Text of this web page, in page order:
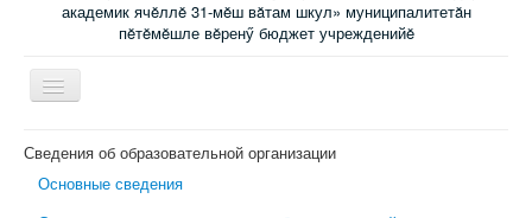
академик ячĕллĕ 31-мĕш вăтам шкул» муниципалитетăн
пĕтĕмĕшле вĕренӳ бюджет учрежденийĕ
Включить/
выключить
Новости
Сведения об образовательной организации
Основные сведения